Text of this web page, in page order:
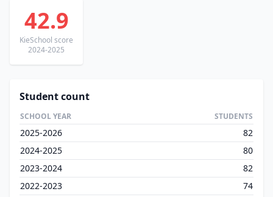
42.9
KieSchool score
2024-2025
Student count
SCHOOL YEAR STUDENTS
2025-2026
82
2024-2025
80
2023-2024
82
2022-2023
74